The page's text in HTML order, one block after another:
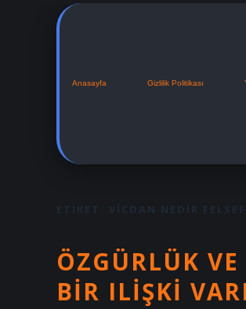
Anasayfa Gizlilik Politikası
ETIKET: VICDAN NEDIR
ÖZGÜRLÜK
BIR ILIŞKI